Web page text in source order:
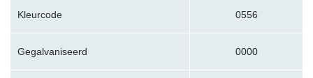
Kleurcode 0556
Gegalvaniseerd 0000